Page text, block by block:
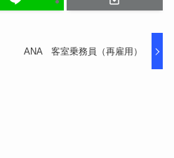
ANA 客室乗務員（再雇用）